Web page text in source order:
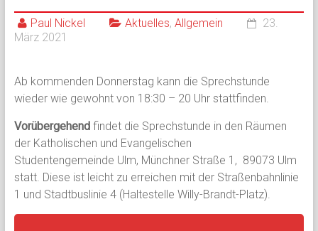
Paul Nickel Aktuelles, Allgemein
23.
März 2021
Ab kommenden Donnerstag kann die Sprechstunde
wieder wie gewohnt von 18:30 – 20 Uhr stattfinden.
Vorübergehend findet die Sprechstunde in den Räumen
der Katholischen und Evangelischen
Studentengemeinde Ulm, Münchner Straße 1, 89073 Ulm
statt. Diese ist leicht zu erreichen mit der Straßenbahnlinie
1 und Stadtbuslinie 4 (Haltestelle Willy-Brandt-Platz).